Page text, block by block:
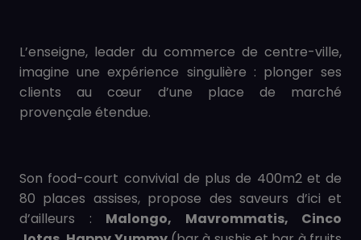
L’enseigne, leader du commerce de centre-ville,
imagine une expérience singulière : plonger ses
clients au cœur d’une place de marché
provençale étendue.
Son food-court convivial de plus de 400m2 et de
80 places assises, propose des saveurs d’ici et
d’ailleurs : Malongo, Mavrommatis, Cinco